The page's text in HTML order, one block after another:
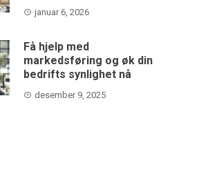
januar 6, 2026
Få hjelp med
markedsføring og øk din
bedrifts synlighet nå
desember 9, 2025